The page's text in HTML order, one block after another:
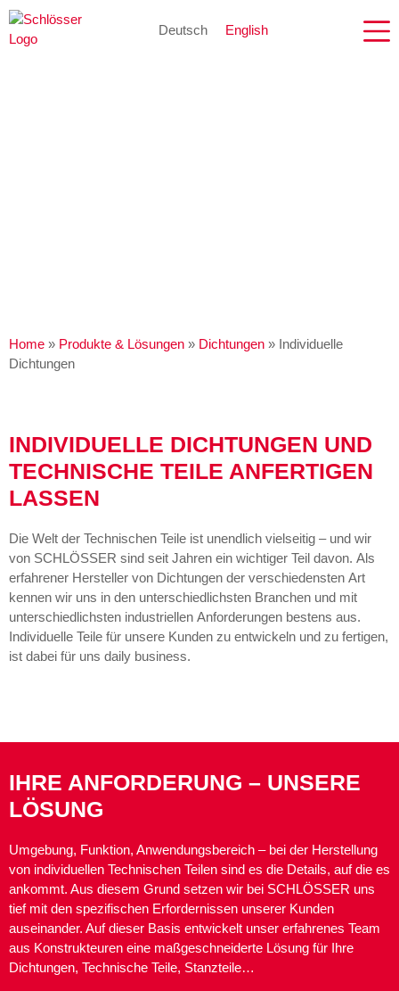
Deutsch English
Home » Produkte & Lösungen » Dichtungen » Individuelle
Dichtungen
INDIVIDUELLE DICHTUNGEN UND
TECHNISCHE TEILE ANFERTIGEN
LASSEN
Die Welt der Technischen Teile ist unendlich vielseitig – und wir
von SCHLÖSSER sind seit Jahren ein wichtiger Teil davon. Als
erfahrener Hersteller von Dichtungen der verschiedensten Art
kennen wir uns in den unterschiedlichsten Branchen und mit
unterschiedlichsten industriellen Anforderungen bestens aus.
Individuelle Teile für unsere Kunden zu entwickeln und zu fertigen,
ist dabei für uns daily business.
IHRE ANFORDERUNG – UNSERE
LÖSUNG
Umgebung, Funktion, Anwendungsbereich – bei der Herstellung
von individuellen Technischen Teilen sind es die Details, auf die es
ankommt. Aus diesem Grund setzen wir bei SCHLÖSSER uns
tief mit den spezifischen Erfordernissen unserer Kunden
auseinander. Auf dieser Basis entwickelt unser erfahrenes Team
aus Konstrukteuren eine maßgeschneiderte Lösung für Ihre
Dichtungen, Technische Teile, Stanzteile…